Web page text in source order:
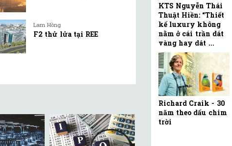
Lam Hồng
F2 thử lửa tại REE
KTS Nguyễn Thái
Thuật Hiền: “Thiết
kế luxury không
nằm ở cái trần dát
vàng hay dát ...
Richard Craik - 30
năm theo dấu chim
trời